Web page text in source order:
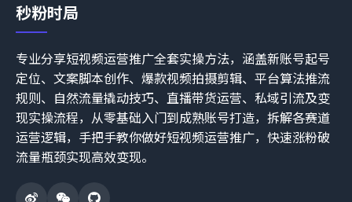
秒粉时局
专业分享短视频运营推广全套实操方法，涵盖新账号起号
定位、文案脚本创作、爆款视频拍摄剪辑、平台算法推流
规则、自然流量撬动技巧、直播带货运营、私域引流及变
现实操流程，从零基础入门到成熟账号打造，拆解各赛道
运营逻辑，手把手教你做好短视频运营推广，快速涨粉破
流量瓶颈实现高效变现。